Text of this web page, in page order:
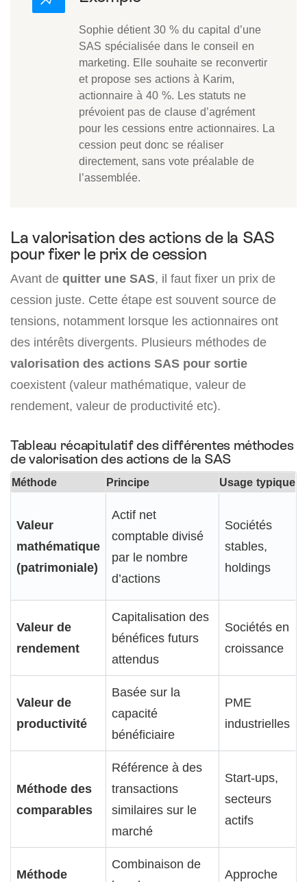
Sophie détient 30 % du capital d’une
SAS spécialisée dans le conseil en
marketing. Elle souhaite se reconvertir
et propose ses actions à Karim,
actionnaire à 40 %. Les statuts ne
prévoient pas de clause d’agrément
pour les cessions entre actionnaires. La
cession peut donc se réaliser
directement, sans vote préalable de
l’assemblée.
La valorisation des actions de la SAS
pour fixer le prix de cession
Avant de quitter une SAS, il faut fixer un prix de
cession juste. Cette étape est souvent source de
tensions, notamment lorsque les actionnaires ont
des intérêts divergents. Plusieurs méthodes de
valorisation des actions SAS pour sortie
coexistent (valeur mathématique, valeur de
rendement, valeur de productivité etc).
Tableau récapitulatif des différentes méthodes
de valorisation des actions de la SAS
Méthode Principe Usage typique
Valeur
mathématique
(patrimoniale)
Actif net
comptable divisé
par le nombre
d’actions
Sociétés
stables,
holdings
Valeur de
rendement
Capitalisation des
bénéfices futurs
attendus
Sociétés en
croissance
Valeur de
productivité
Basée sur la
capacité
bénéficiaire
PME
industrielles
Méthode des
comparables
Référence à des
transactions
similaires sur le
marché
Start-ups,
secteurs
actifs
Méthode
Combinaison de
Approche